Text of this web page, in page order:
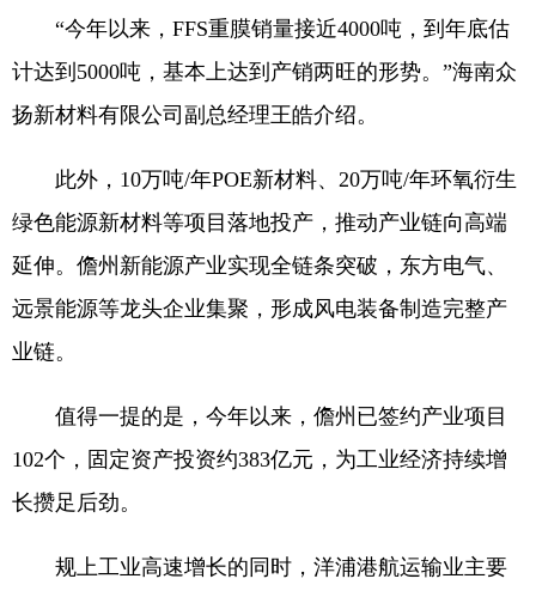
“今年以来，FFS重膜销量接近4000吨，到年底估
计达到5000吨，基本上达到产销两旺的形势。”海南众
扬新材料有限公司副总经理王皓介绍。
此外，10万吨/年POE新材料、20万吨/年环氧衍生
绿色能源新材料等项目落地投产，推动产业链向高端
延伸。儋州新能源产业实现全链条突破，东方电气、
远景能源等龙头企业集聚，形成风电装备制造完整产
业链。
值得一提的是，今年以来，儋州已签约产业项目
102个，固定资产投资约383亿元，为工业经济持续增
长攒足后劲。
规上工业高速增长的同时，洋浦港航运输业主要